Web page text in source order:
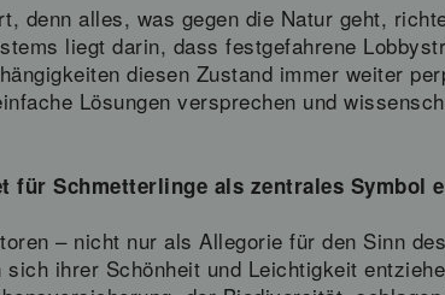
denn alles, was gegen die Natur geht,
liegt darin, dass festgefahrene
diesen Zustand immer weiter
Lösungen versprechen und
für Schmetterlinge als zentrales Symbol
– nicht nur als Allegorie für den Sinn
ihrer Schönheit und Leichtigkeit